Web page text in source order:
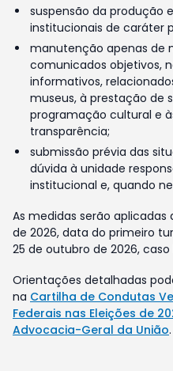
suspensão da produção
institucionais de caráter
manutenção apenas de
comunicados objetivos,
informativos,
museus, à prestação de
programação cultural e
transparência;
submissão prévia das
dúvida à unidade
institucional e, quando
As medidas serão
de 2026, data do primeiro
25 de outubro de 2026,
Orientações detalhadas
na Cartilha de Condutas
Federais nas Eleições de
Advocacia-Geral da União.